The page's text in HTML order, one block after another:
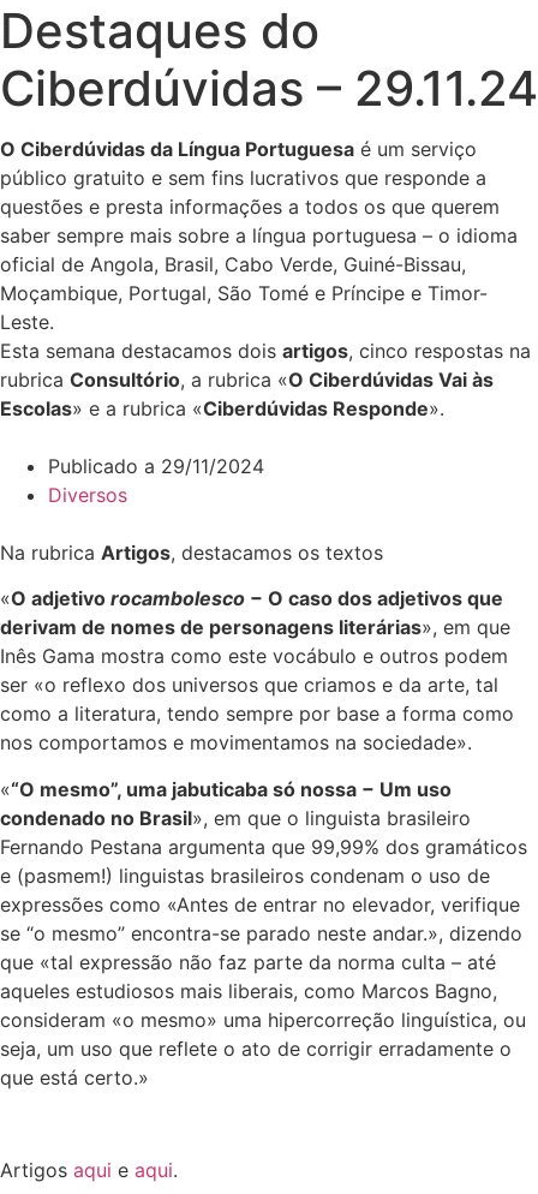
Destaques do
Ciberdúvidas – 29.11.24
O Ciberdúvidas da Língua Portuguesa é um serviço
público gratuito e sem fins lucrativos que responde a
questões e presta informações a todos os que querem
saber sempre mais sobre a língua portuguesa – o idioma
oficial de Angola, Brasil, Cabo Verde, Guiné-Bissau,
Moçambique, Portugal, São Tomé e Príncipe e Timor-
Leste.
Esta semana destacamos dois artigos, cinco respostas na
rubrica Consultório, a rubrica «O Ciberdúvidas Vai às
Escolas» e a rubrica «Ciberdúvidas Responde».
Publicado a 29/11/2024
Diversos
Na rubrica Artigos, destacamos os textos
«O adjetivo rocambolesco − O caso dos adjetivos que
derivam de nomes de personagens literárias», em que
Inês Gama mostra como este vocábulo e outros podem
ser «o reflexo dos universos que criamos e da arte, tal
como a literatura, tendo sempre por base a forma como
nos comportamos e movimentamos na sociedade».
«“O mesmo”, uma jabuticaba só nossa − Um uso
condenado no Brasil», em que o linguista brasileiro
Fernando Pestana argumenta que 99,99% dos gramáticos
e (pasmem!) linguistas brasileiros condenam o uso de
expressões como «Antes de entrar no elevador, verifique
se “o mesmo” encontra-se parado neste andar.», dizendo
que «tal expressão não faz parte da norma culta – até
aqueles estudiosos mais liberais, como Marcos Bagno,
consideram «o mesmo» uma hipercorreção linguística, ou
seja, um uso que reflete o ato de corrigir erradamente o
que está certo.»
Artigos aqui e aqui.